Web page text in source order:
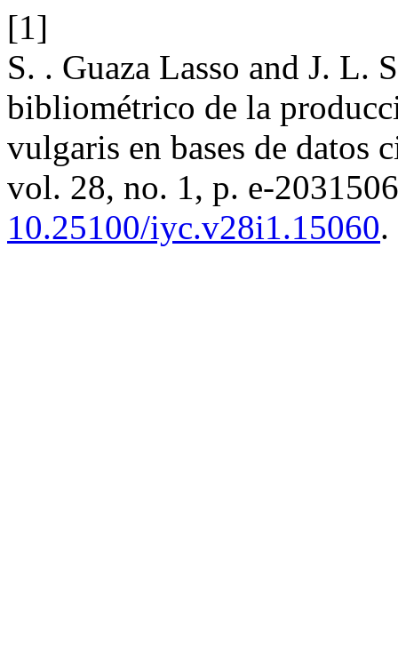
[1]
S. . Guaza Lasso and J. L.
bibliométrico de la
vulgaris en bases de
vol. 28, no. 1, p. e-
10.25100/iyc.v28i1.15060.